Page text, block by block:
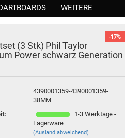
WEITERE
Kunststoffspitzen / Softtips
Steel / Stahlspitzen
-17%
(3 Stk) Phil Taylor
Power schwarz Generation
4390001359-4390001359-
38MM
1-3 Werktage -
Lagerware
(Ausland abweichend)